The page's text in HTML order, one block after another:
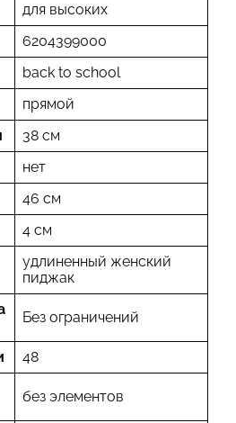
для высоких
6204399000
back to school
прямой
38 см
нет
46 см
4 см
удлиненный женский
пиджак
Без ограничений
48
без элементов